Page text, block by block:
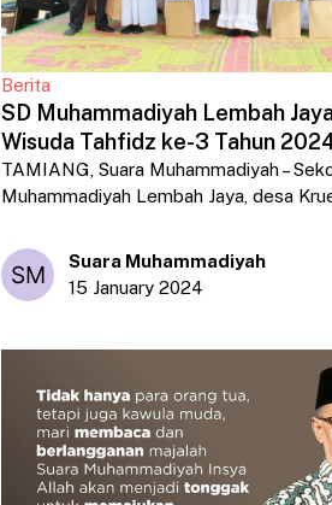
Berita
SD Muhammadiyah Lembah
Wisuda Tahfidz ke-3 Tahun
TAMIANG, Suara Muhammadiyah –
Muhammadiyah Lembah Jaya, desa
Suara Muhammadiyah
15 January 2024